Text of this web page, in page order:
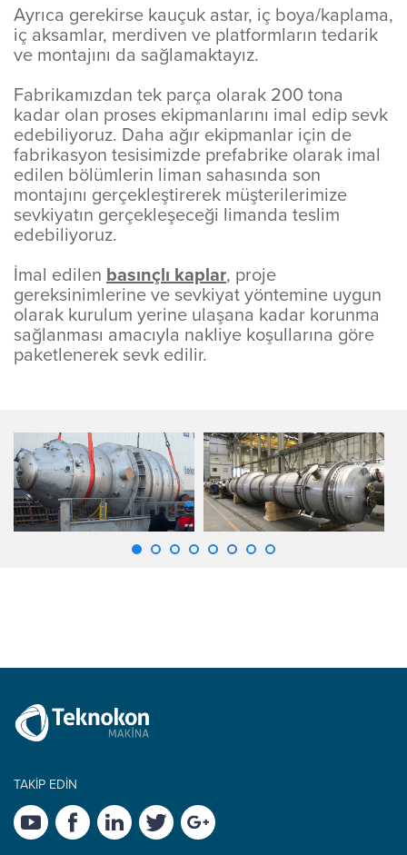
Ayrıca gerekirse kauçuk astar, iç boya/kaplama,
iç aksamlar, merdiven ve platformların tedarik
ve montajını da sağlamaktayız.
Fabrikamızdan tek parça olarak 200 tona
kadar olan proses ekipmanlarını imal edip sevk
edebiliyoruz. Daha ağır ekipmanlar için de
fabrikasyon tesisimizde prefabrike olarak imal
edilen bölümlerin liman sahasında son
montajını gerçekleştirerek müşterilerimize
sevkiyatın gerçekleşeceği limanda teslim
edebiliyoruz.
İmal edilen basınçlı kaplar, proje
gereksinimlerine ve sevkiyat yöntemine uygun
olarak kurulum yerine ulaşana kadar korunma
sağlanması amacıyla nakliye koşullarına göre
paketlenerek sevk edilir.
TAKİP EDİN